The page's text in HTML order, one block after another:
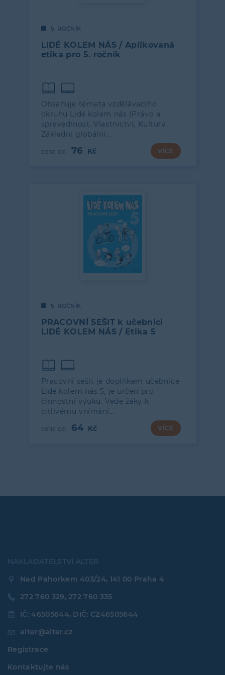
5. ROČNÍK
LIDÉ KOLEM NÁS / Aplikovaná
etika pro 5. ročník
Obsahuje témata vzdělávacího
okruhu Lidé kolem nás (Právo a
spravedlnost, Vlastnictví, Kultura,
Základní globální…
76 VÍCE
5. ROČNÍK
PRACOVNÍ SEŠIT k učebnici
LIDÉ KOLEM NÁS / Etika 5
Pracovní sešit je doplňkem učebnice
Lidé kolem nás 5, je určen pro
činnostní výuku. Vede žáky k
citlivému vnímání…
64 VÍCE
NAKLADATELSTVÍ ALTER
Nad Pahorkem 403/24, 141 00 Praha 4
272 760 329, 272 760 335
IČ: 46505644, DIČ: CZ46505644
alter@alter.cz
Registrace
Kontaktujte nás